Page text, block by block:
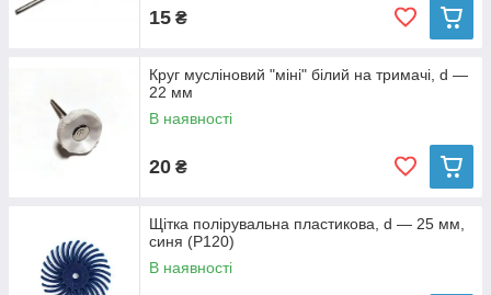
15 ₴
Круг мусліновий "міні" білий на тримачі, d —
22 мм
В наявності
20 ₴
Щітка полірувальна пластикова, d — 25 мм,
синя (P120)
В наявності